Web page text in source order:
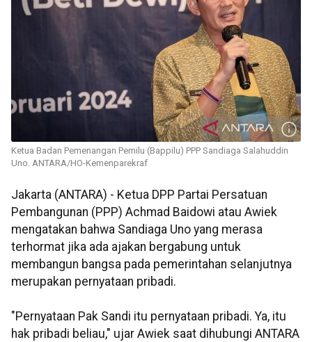
Ketua Badan Pemenangan Pemilu (Bappilu) PPP Sandiaga Salahuddin
Uno. ANTARA/HO-Kemenparekraf
Jakarta (ANTARA) - Ketua DPP Partai Persatuan
Pembangunan (PPP) Achmad Baidowi atau Awiek
mengatakan bahwa Sandiaga Uno yang merasa
terhormat jika ada ajakan bergabung untuk
membangun bangsa pada pemerintahan selanjutnya
merupakan pernyataan pribadi.
"Pernyataan Pak Sandi itu pernyataan pribadi. Ya, itu
hak pribadi beliau," ujar Awiek saat dihubungi ANTARA